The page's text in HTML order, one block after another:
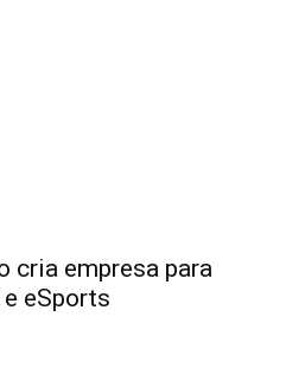
cria empresa para
eSports